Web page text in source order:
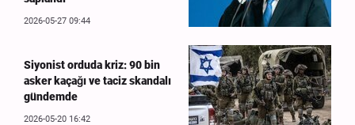
2026-05-27 09:44
Siyonist orduda kriz: 90 bin
asker kaçağı ve taciz skandalı
gündemde
2026-05-20 16:42